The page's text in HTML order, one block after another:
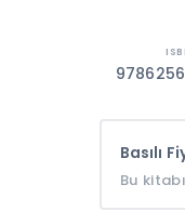
Basılı
Bu